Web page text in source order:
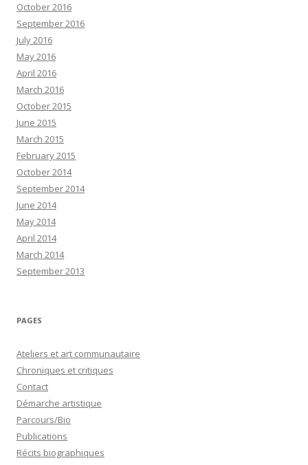
October 2016
September 2016
July 2016
May 2016
April 2016
March 2016
October 2015
June 2015
March 2015
February 2015
October 2014
September 2014
June 2014
May 2014
April 2014
March 2014
September 2013
PAGES
Ateliers et art communautaire
Chroniques et critiques
Contact
Démarche artistique
Parcours/Bio
Publications
Récits biographiques